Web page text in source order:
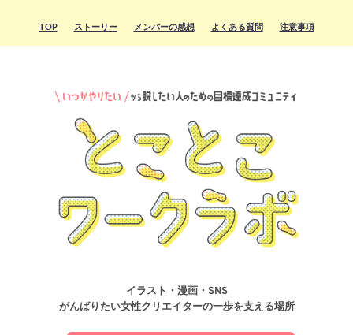
TOP ストーリー メンバーの感想 よくある質問 注意事項
イラスト・漫画・SNS
がんばりたい女性クリエイターの一歩を支える場所